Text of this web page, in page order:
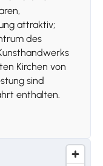
attraktiv;
des
Kirchen von
sind
enthalten.